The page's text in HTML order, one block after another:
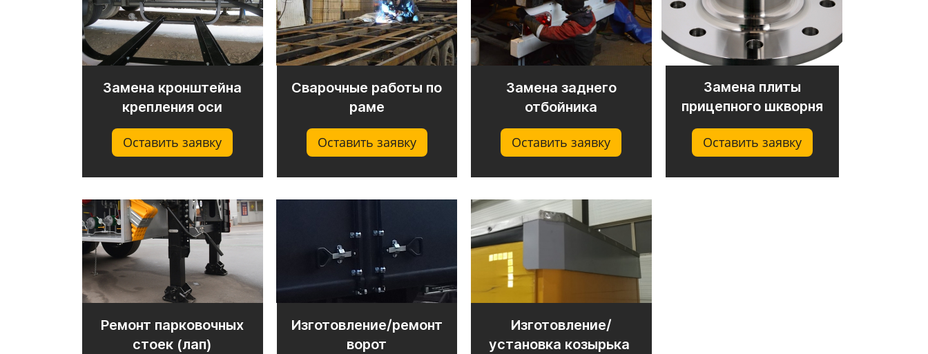
Замена кронштейна
крепления оси
Оставить заявку
Сварочные работы по
раме
Оставить заявку
​Замена заднего
отбойника
Оставить заявку
Замена плиты
прицепного шкворня
Оставить заявку
Ремонт парковочных
стоек (лап)
Изготовление/ремонт
ворот
Изготовление/
установка козырька